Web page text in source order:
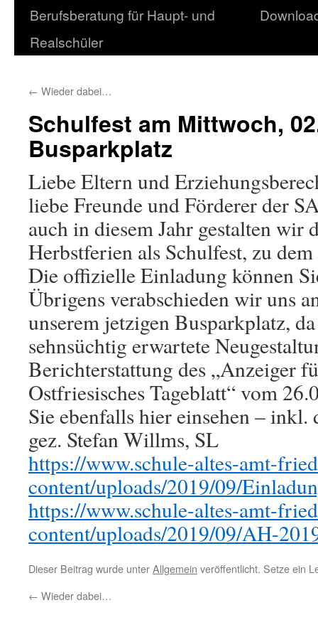
Berufsberatung für Haupt- und
Realschüler
← Wieder dabei…
Schulfest am Mittwoch,
Busparkplatz
Liebe Eltern und
liebe Freunde und Förderer der
auch in diesem Jahr gestalten wir
Herbstferien als Schulfest, zu
Die offizielle Einladung können
Übrigens verabschieden wir uns
unserem jetzigen Busparkplatz,
sehnsüchtig erwartete
Berichterstattung des „Anzeiger
Ostfriesisches Tageblatt“ vom
Sie ebenfalls hier einsehen – inkl.
gez. Stefan Willms, SL
https://www.schule-altes-amt-
content/uploads/2019/09/
https://www.schule-altes-amt-
content/uploads/2019/09/AH-
Dieser Beitrag wurde unterAllgemein veröffentlicht. Setze ein
← Wieder dabei…